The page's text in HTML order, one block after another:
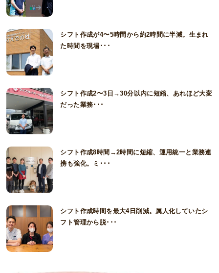
シフト作成が4〜5時間から約2時間に半減。生まれ
た時間を現場･･･
シフト作成2〜3日→30分以内に短縮、あれほど大変
だった業務･･･
シフト作成8時間→2時間に短縮、運用統一と業務連
携も強化。ミ･･･
シフト作成時間を最大4日削減。属人化していたシ
フト管理から脱･･･